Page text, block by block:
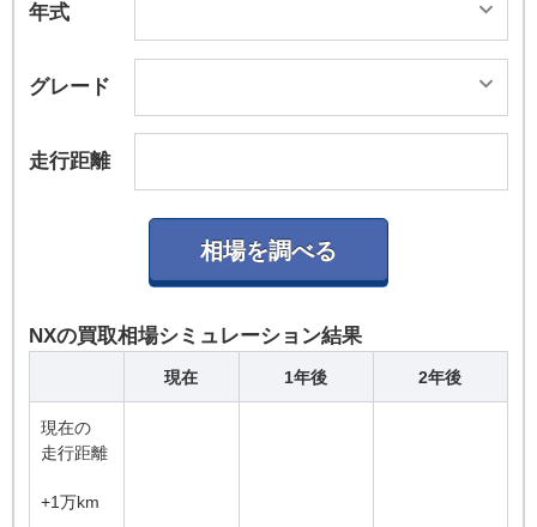
年式
グレード
走行距離
NXの買取相場シミュレーション結果
現在 1年後 2年後
現在の
走行距離
+1万km